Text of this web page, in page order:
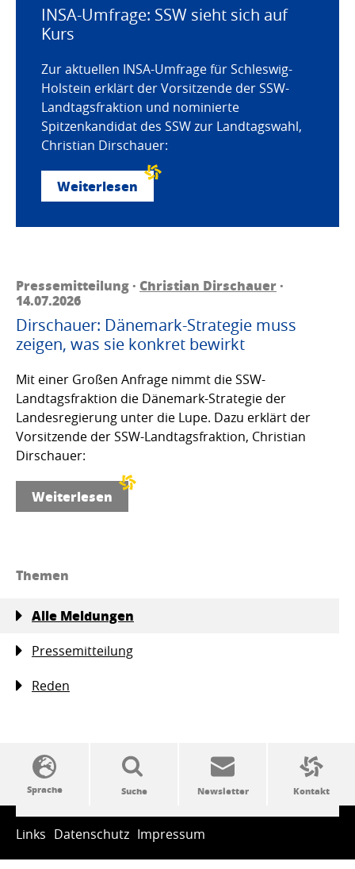
INSA-Umfrage: SSW sieht sich auf
Kurs
Zur aktuellen INSA-Umfrage für Schleswig-
Holstein erklärt der Vorsitzende der SSW-
Landtagsfraktion und nominierte
Spitzenkandidat des SSW zur Landtagswahl,
Christian Dirschauer:
Weiterlesen
Pressemitteilung · Christian Dirschauer·
14.07.2026
Dirschauer: Dänemark-Strategie muss
zeigen, was sie konkret bewirkt
Mit einer Großen Anfrage nimmt die SSW-
Landtagsfraktion die Dänemark-Strategie der
Landesregierung unter die Lupe. Dazu erklärt der
Vorsitzende der SSW-Landtagsfraktion, Christian
Dirschauer:
Weiterlesen
Themen
Alle Meldungen
Pressemitteilung
Reden
SSW-Politik von A bis Z
Links Datenschutz Impressum